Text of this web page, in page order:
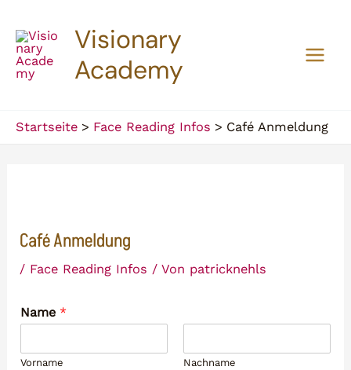
Inhalt
springen
Visionary
Academy
Startseite Face Reading Infos Café Anmeldung
Café Anmeldung
/ Face Reading Infos / Von patricknehls
Name *
Vorname Nachname